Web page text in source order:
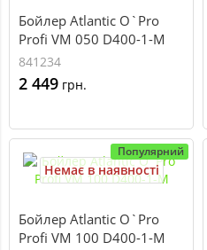
Бойлер Atlantic O`Pro
Profi VM 050 D400-1-M
841234
2 449 грн.
Популярний
Немає в наявності
Бойлер Atlantic O`Pro
Profi VM 100 D400-1-M